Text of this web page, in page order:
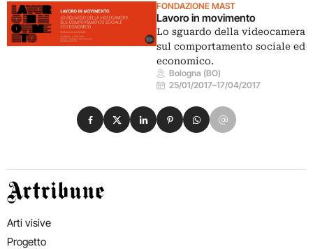
FONDAZIONE MAST
Lavoro in movimento
Lo sguardo della videocamera
sul comportamento sociale ed
economico.
Bologna (BO)
25/01/2017–17/04/2017
Condividi su Facebook
Condividi su X
Condividi su LinkedIn
Condividi su Pinterest
Condividi su WhatsApp
Condividi su Email
Artribune
Arti visive
Progetto